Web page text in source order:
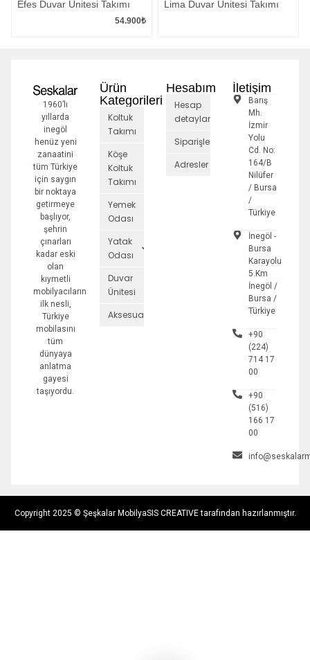
Efes Duvar Ünitesi Takımı
54.900₺
Lima Duvar Ünitesi Takımı
1960’lı
yıllarda
inegöl
henüz yeni
zanaatini
tüm Türkiye
için saygın
bir noktaya
getirmeye
başlıyor,
şehrin
çınarları
kadar eski
olan
kıymetli
mobilyacıların
ilk nesli,
Türkiye
mobilasını
tüm
dünyaya
anlatma
gayesi
taşıyordu.
Ürün
Kategorileri
Koltuk
Takımı
Köşe
Koltuk
Takımı
Yemek
Odası
Yatak
Odası
Duvar
Ünitesi
Aksesuarlar
Hesabım
Hesap
detayları
Siparişler
Adresler
İletişim
Barış
Mh.
İzmir
Yolu
Cd. No:
164/B
Nilüfer
/ Bursa
/
Türkiye
İnegöl -
Bursa
Karayolu
5.Km
İnegöl /
Bursa /
Türkiye
+90
(224)
714 17
00
+90
(516)
166 17
00
Copyright 2025 © Şeşkalar MobilyaSIS CREATIVE tarafından hazırlanmıştır.